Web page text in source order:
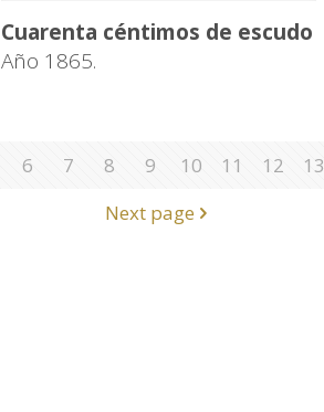
Cuarenta céntimos de escudo
Año 1865.
6 7 8 9 10 11 12 13
Next page